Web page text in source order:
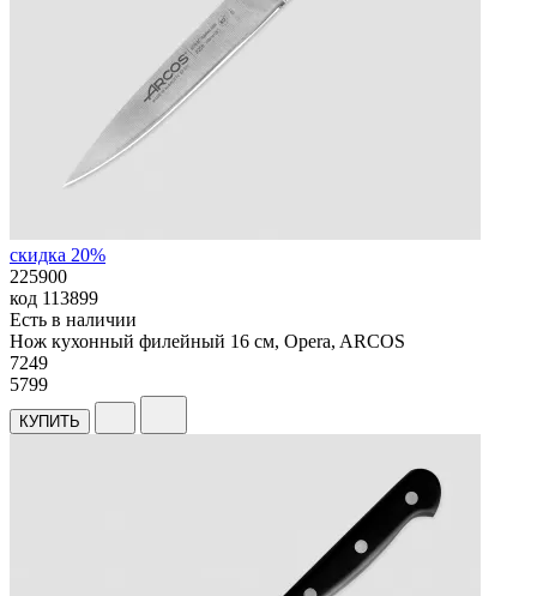
скидка 20%
225900
код 113899
Есть в наличии
Нож кухонный филейный 16 см, Opera, ARCOS
7249
5799
КУПИТЬ